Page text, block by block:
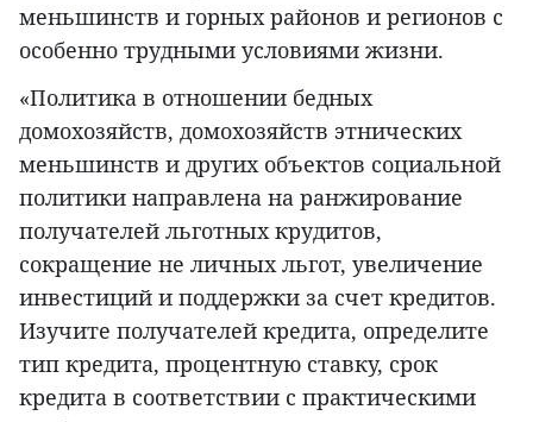
меньшинств и горных районов и регионов с
особенно трудными условиями жизни.
«Политика в отношении бедных
домохозяйств, домохозяйств этнических
меньшинств и других объектов социальной
политики направлена на ранжирование
получателей льготных крудитов,
сокращение не личных льгот, увеличение
инвестиций и поддержки за счет кредитов.
Изучите получателей кредита, определите
тип кредита, процентную ставку, срок
кредита в соответствии с практическими